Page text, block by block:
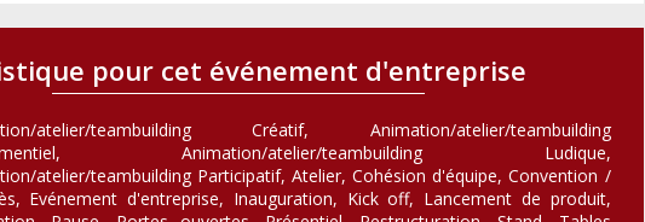
pour cet événement d'entreprise
atelier/teambuilding Créatif, Animation/atelier/teambuilding
Animation/atelier/teambuilding Ludique,
atelier/teambuilding Participatif, Atelier, Cohésion d'équipe, Convention /
Evénement d'entreprise, Inauguration, Kick off, Lancement de produit,